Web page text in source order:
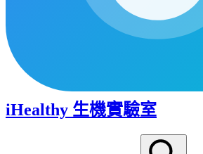
iHealthy 生機實驗室